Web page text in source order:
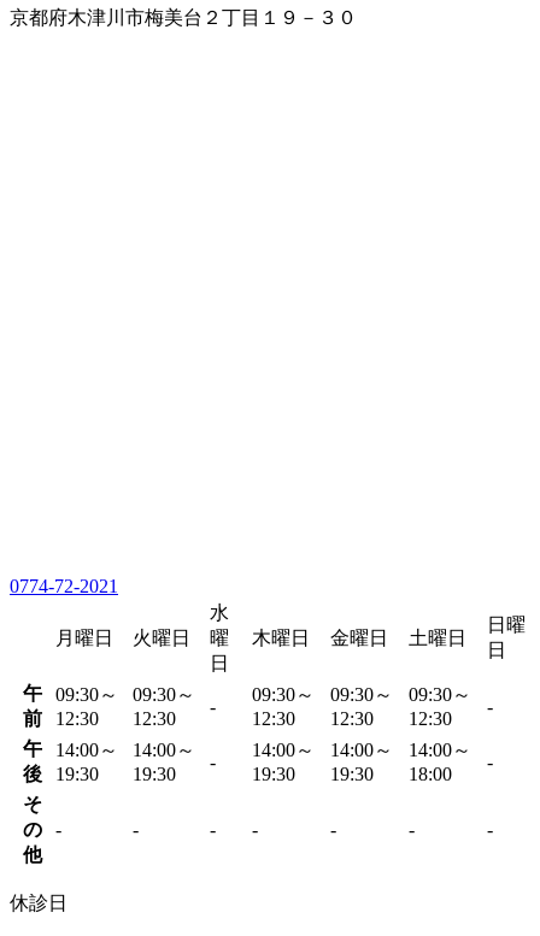
京都府木津川市梅美台２丁目１９－３０
0774-72-2021
月曜日 火曜日
水
曜
日
木曜日 金曜日 土曜日
日曜
日
午
前
09:30～
12:30
09:30～
12:30
-
09:30～
12:30
09:30～
12:30
09:30～
12:30
-
午
後
14:00～
19:30
14:00～
19:30
-
14:00～
19:30
14:00～
19:30
14:00～
18:00
-
そ
の
他
- - - - - - -
休診日